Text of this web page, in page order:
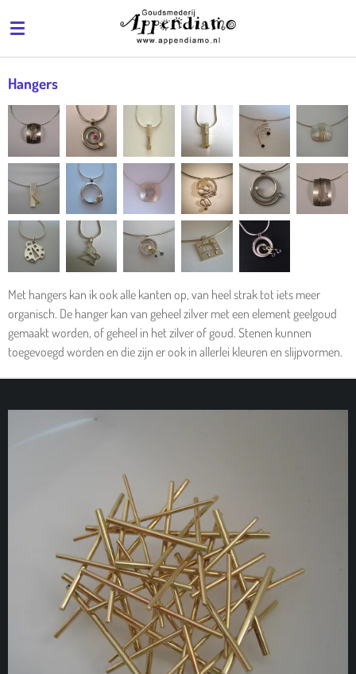
direct
hoofdinhoud
Hangers
Met hangers kan ik ook alle kanten op, van heel strak tot iets meer
organisch. De hanger kan van geheel zilver met een element geelgoud
gemaakt worden, of geheel in het zilver of goud. Stenen kunnen
toegevoegd worden en die zijn er ook in allerlei kleuren en slijpvormen.